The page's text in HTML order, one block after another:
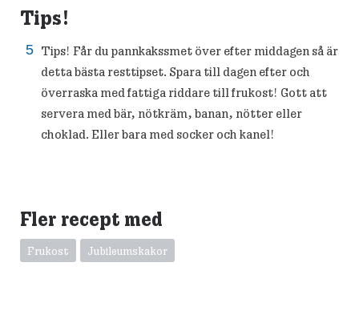
Tips!
Tips! Får du pannkakssmet över efter middagen så är
detta bästa resttipset. Spara till dagen efter och
överraska med fattiga riddare till frukost! Gott att
servera med bär, nötkräm, banan, nötter eller
choklad. Eller bara med socker och kanel!
Fler recept med
Frukost Jubileumskakor